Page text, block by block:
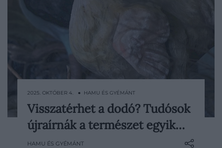
A kihalás jelképévé vált dodók története
több mint 300 évvel ezelőtt ért véget, a
korabeli feljegyzések szerint ugyanis az
2025. OKTÓBER 4. ● HAMU ÉS GYÉMÁNT
Visszatérhet a dodó? Tudósok
újraírnák a természet egyik…
HAMU ÉS GYÉMÁNT